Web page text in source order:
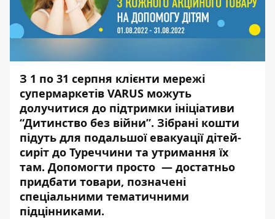
З 1 по 31 серпня клієнти мережі
супермаркетів VARUS можуть
долучитися до підтримки ініціативи
“Дитинство без війни”. Зібрані кошти
підуть для подальшої евакуації дітей-
сиріт до Туреччини та утримання їх
там. Допомогти просто — достатньо
придбати товари, позначені
спеціальними тематичними
підцінниками.